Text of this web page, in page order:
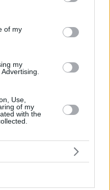
its third-party tags to
purposes in below Google
of my
my
Use,
of my
with the
Η επίμονη stalker
μετάθεση στη
σειρά του Netflix,
λογίστρια
θύμα της
καθήκον μετατράπηκε
δέχτηκε «μειωμένο